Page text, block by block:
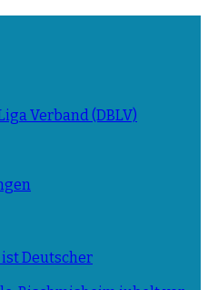
Verband (DBLV)
ist Deutscher